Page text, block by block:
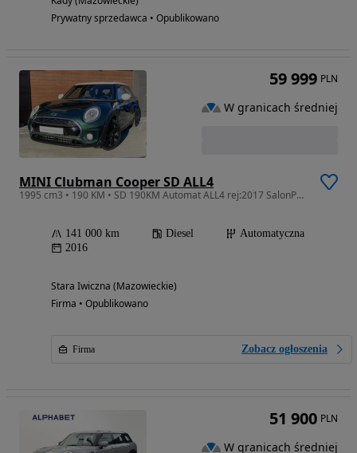
Prywatny sprzedawca • Opublikowano
MINI Clubman Cooper SD ALL4
1995 cm3 • 190 KM • SD 190KM Automat ALL4 rej:2017 SalonPL Bezwypadkowy Bogate wyposażenie
141 000 km Diesel
Automatyczna
2016
Stara Iwiczna (Mazowieckie)
Firma • Opublikowano
Firma Zobacz ogłoszenia
59 999 PLN
W granicach średniej
51 900 PLN
W granicach średniej